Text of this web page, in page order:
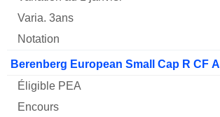
Berenberg European Small Cap R CF A